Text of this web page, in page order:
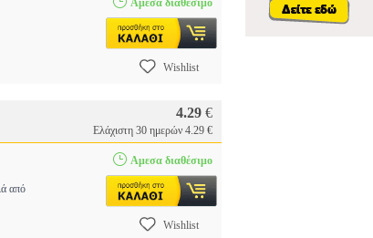
Αμεσα διαθέσιμο
Wishlist
4.29 €
Ελάχιστη 30 ημερών 4.29 €
από
Αμεσα διαθέσιμο
Wishlist